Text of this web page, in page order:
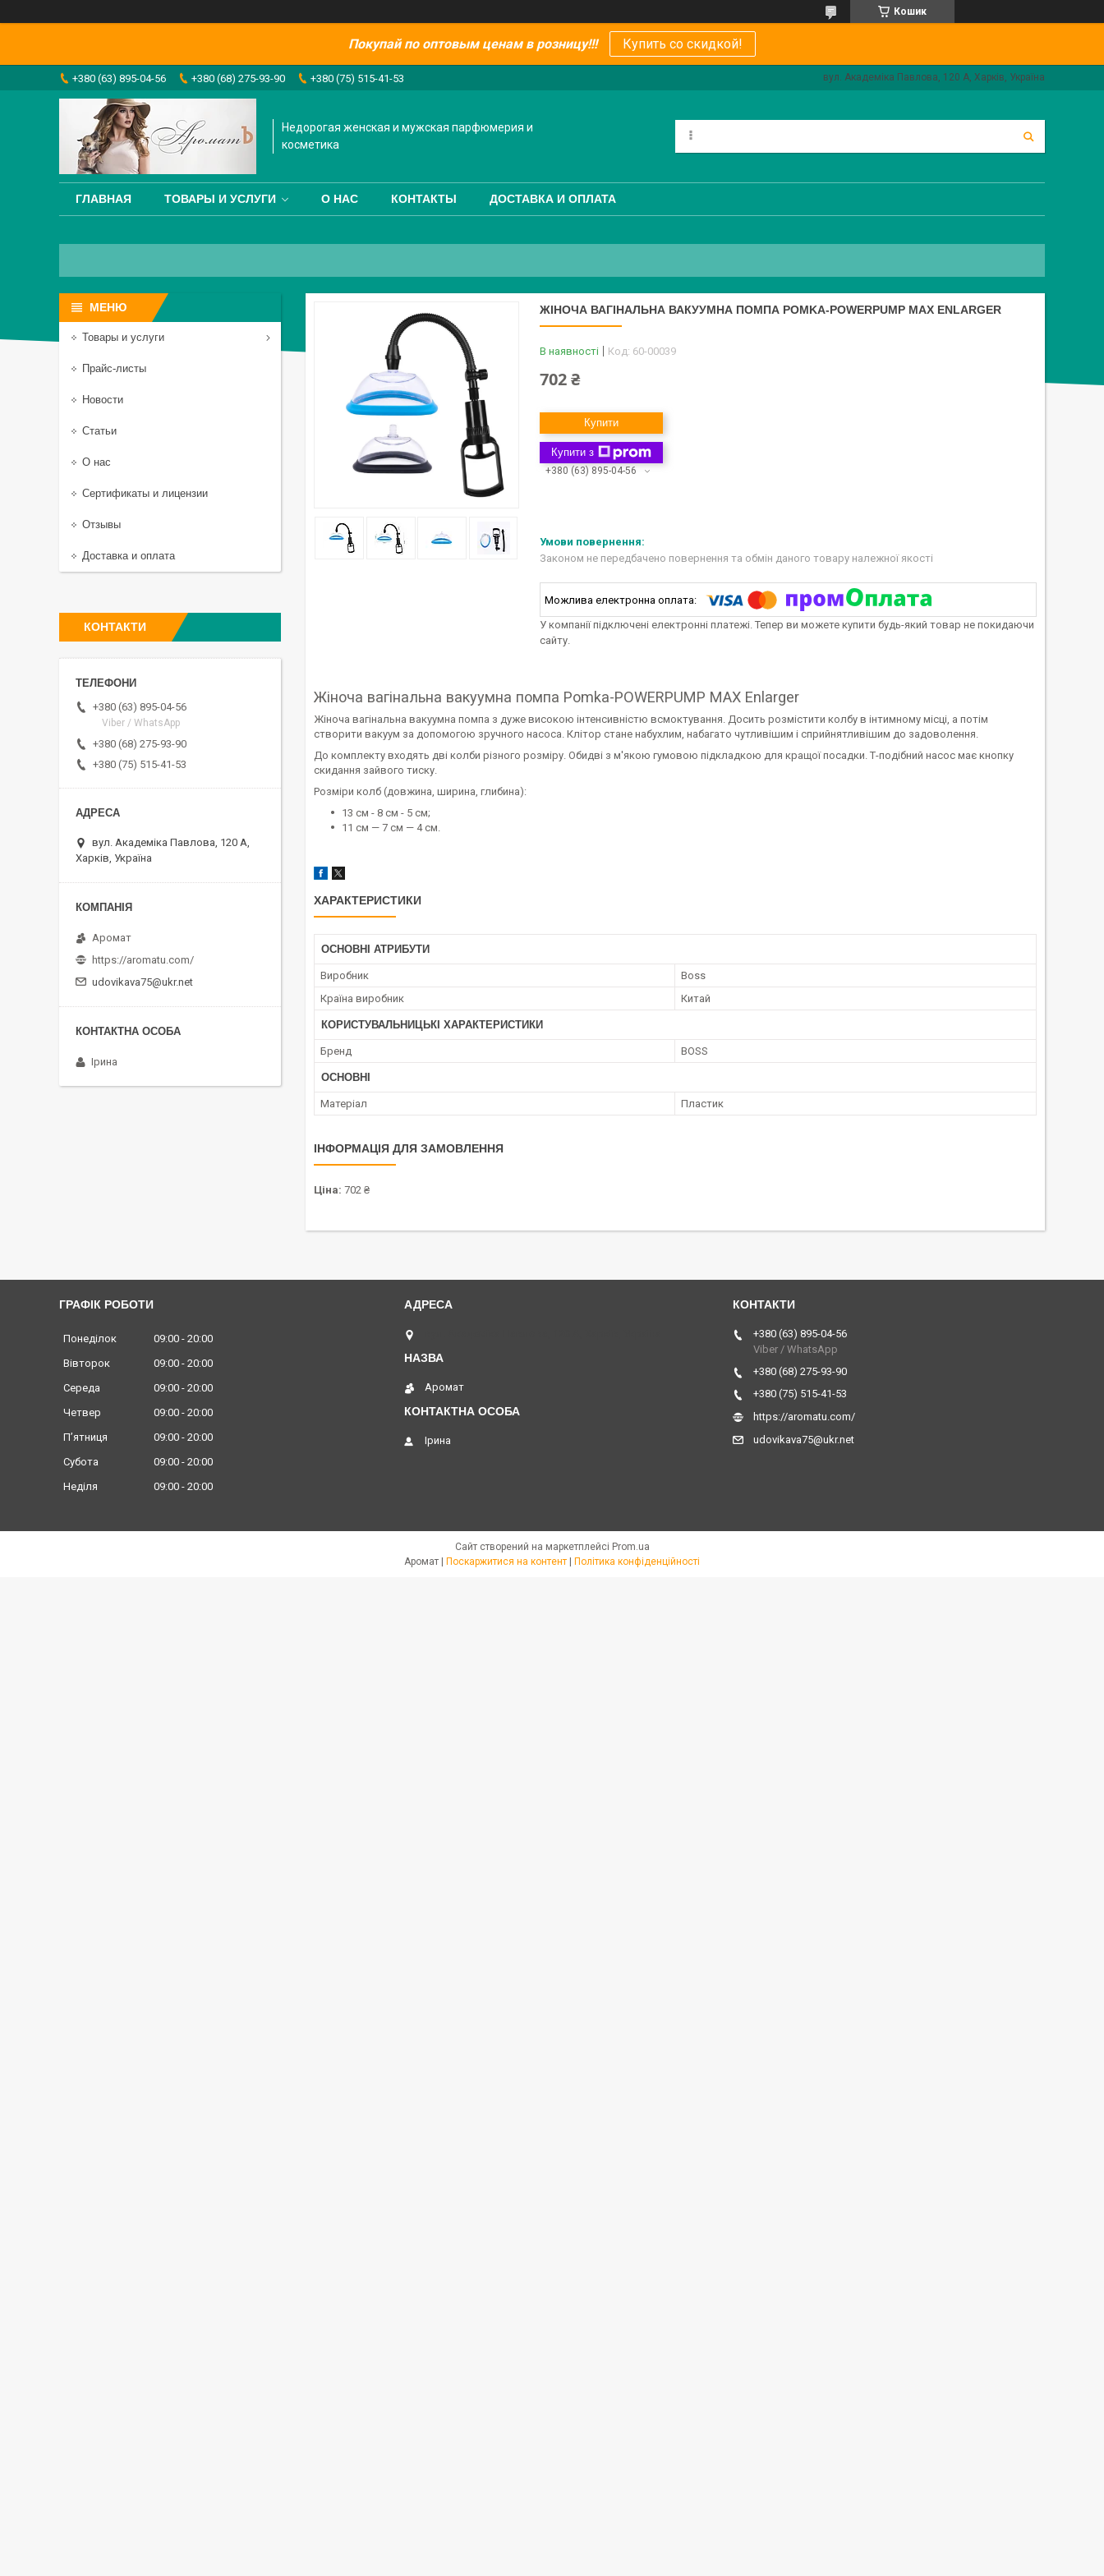
Кошик
Покупай по оптовым ценам в розницу!!! Купить со скидкой!
+380 (63) 895-04-56 +380 (68) 275-93-90 +380 (75) 515-41-53 вул. Академіка Павлова, 120 А, Харків, Україна
Недорогая женская и мужская парфюмерия и
косметика
ГЛАВНАЯ ТОВАРЫ И УСЛУГИ О НАС КОНТАКТЫ ДОСТАВКА И ОПЛАТА
ЖІНОЧА ВАГІНАЛЬНА ВАКУУМНА ПОМПА POMKA-POWERPUMP MAX ENLARGER
В наявності Код: 60-00039
702 ₴
Купити
Купити з
+380 (63) 895-04-56
Законом не передбачено повернення та обмін даного товару належної якості
У компанії підключені електронні платежі. Тепер ви можете купити будь-який товар не покидаючи
сайту.
Жіноча вагінальна вакуумна помпа Pomka-POWERPUMP MAX Enlarger
Жіноча вагінальна вакуумна помпа з дуже високою інтенсивністю всмоктування. Досить розмістити колбу в інтимному місці, а потім
створити вакуум за допомогою зручного насоса. Клітор стане набухлим, набагато чутливішим і сприйнятливішим до задоволення.
До комплекту входять дві колби різного розміру. Обидві з м'якою гумовою підкладкою для кращої посадки. Т-подібний насос має кнопку
скидання зайвого тиску.
Розміри колб (довжина, ширина, глибина):
13 см - 8 см - 5 см;
11 см — 7 см — 4 см.
ХАРАКТЕРИСТИКИ
ОСНОВНІ АТРИБУТИ
Виробник
Boss
Країна виробник
Китай
КОРИСТУВАЛЬНИЦЬКІ ХАРАКТЕРИСТИКИ
Бренд BOSS
ОСНОВНІ
Матеріал Пластик
ІНФОРМАЦІЯ ДЛЯ ЗАМОВЛЕННЯ
Ціна: 702 ₴
Товары и услуги
Прайс-листы
Новости
Статьи
О нас
Сертификаты и лицензии
Отзывы
Доставка и оплата
КОНТАКТИ
+380 (63) 895-04-56
Viber / WhatsApp
+380 (68) 275-93-90
+380 (75) 515-41-53
вул. Академіка Павлова, 120 А,
Харків, Україна
Аромат
https://aromatu.com/
udovikava75@ukr.net
Ірина
ГРАФІК РОБОТИ
Понеділок 09:00
20:00
Вівторок
09:00
20:00
Середа
09:00
20:00
Четвер
09:00
20:00
Пʼятниця
09:00
20:00
Субота
09:00
20:00
Неділя
09:00 20:00
Аромат
Ірина
+380 (63) 895-04-56
Viber / WhatsApp
+380 (68) 275-93-90
+380 (75) 515-41-53
https://aromatu.com/
udovikava75@ukr.net
Сайт створений на маркетплейсі Prom.ua
Поскаржитися на контент Політика конфіденційності